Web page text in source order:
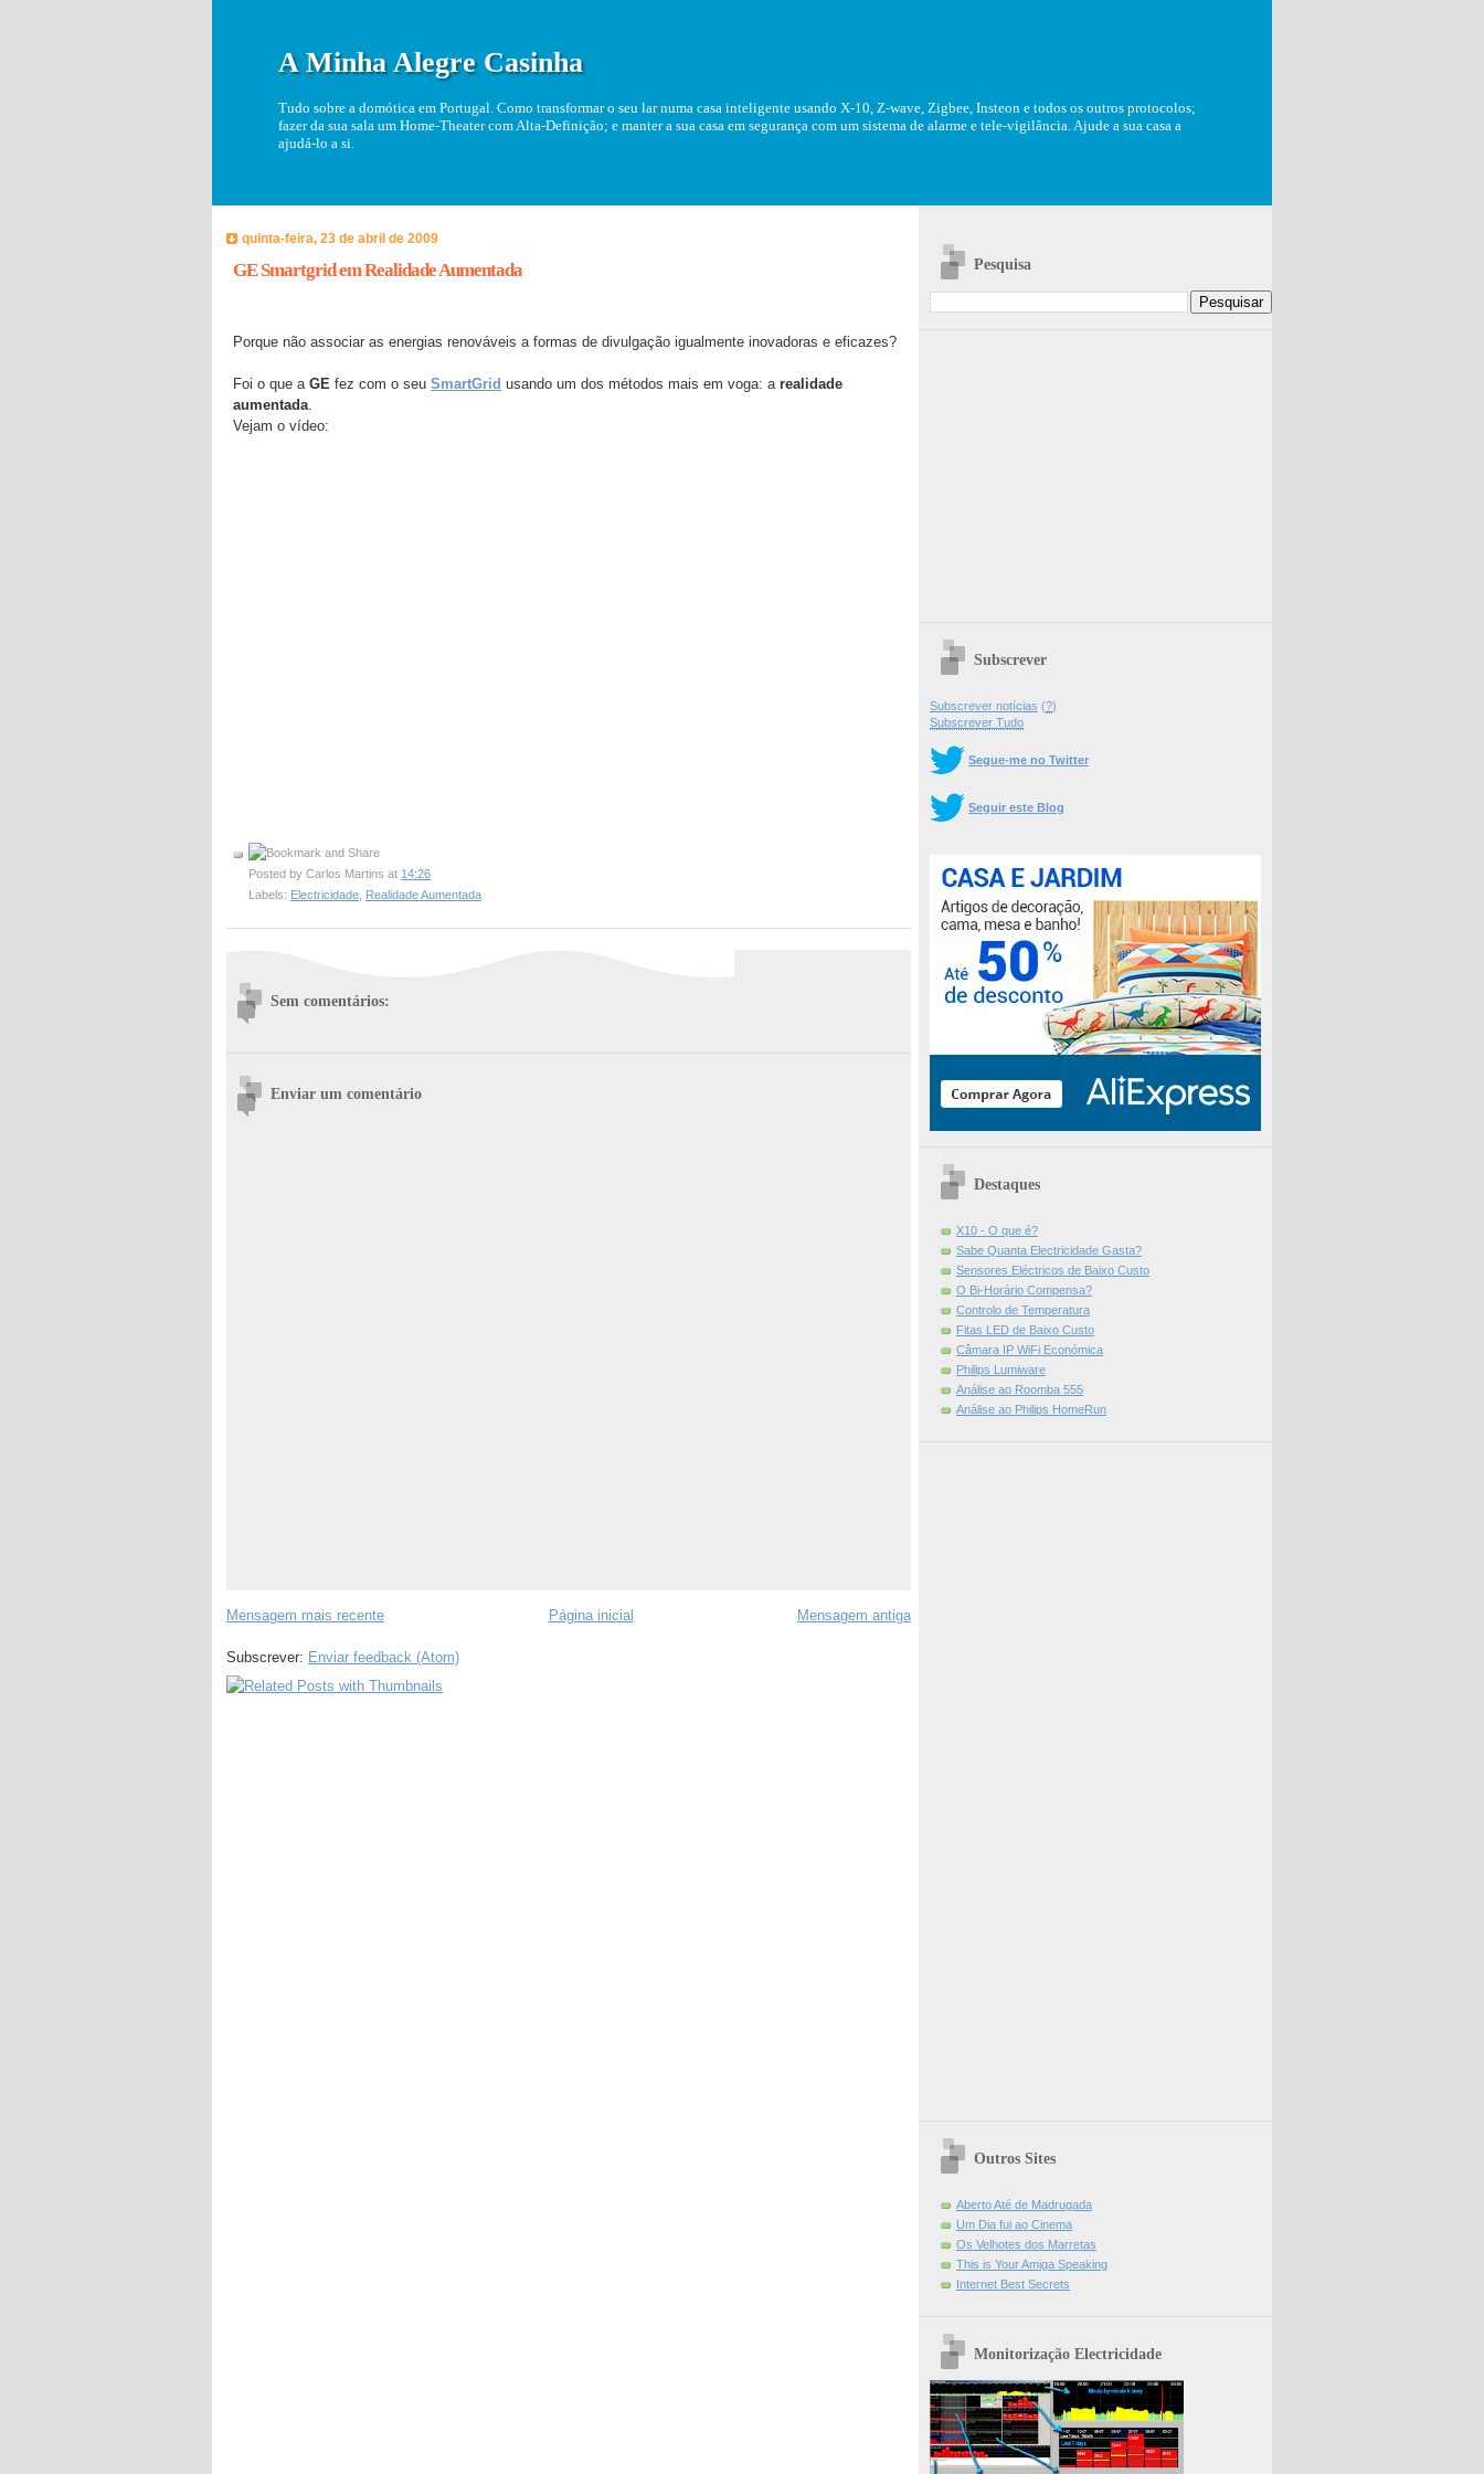
A Minha Alegre Casinha
Tudo sobre a domótica em Portugal. Como transformar o seu lar numa casa inteligente usando X-10, Z-wave, Zigbee, Insteon e todos os outros protocolos;
fazer da sua sala um Home-Theater com Alta-Definição; e manter a sua casa em segurança com um sistema de alarme e tele-vigilância. Ajude a sua casa a
ajudá-lo a si.
quinta-feira, 23 de abril de 2009
GE Smartgrid em Realidade Aumentada
Porque não associar as energias renováveis a formas de divulgação igualmente inovadoras e eficazes?
Foi o que a GE fez com o seu SmartGrid usando um dos métodos mais em voga: a realidade
aumentada.
Vejam o vídeo:
Posted by Carlos Martins at 14:26
Labels: Electricidade, Realidade Aumentada
Sem comentários:
Enviar um comentário
Mensagem mais recente Mensagem antiga
Página inicial
Subscrever: Enviar feedback (Atom)
Pesquisa
Subscrever
Subscrever notícias (?)
Subscrever Tudo
Segue-me no Twitter
Seguir este Blog
Destaques
X10 - O que é?
Sabe Quanta Electricidade Gasta?
Sensores Eléctricos de Baixo Custo
O Bi-Horário Compensa?
Controlo de Temperatura
Fitas LED de Baixo Custo
Câmara IP WiFi Económica
Philips Lumiware
Análise ao Roomba 555
Análise ao Philips HomeRun
Outros Sites
Aberto Até de Madrugada
Um Dia fui ao Cinema
Os Velhotes dos Marretas
This is Your Amiga Speaking
Internet Best Secrets
Monitorização Electricidade